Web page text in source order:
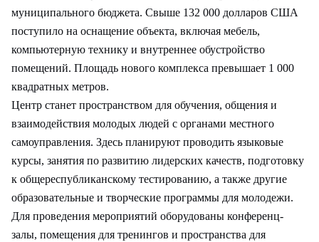
муниципального бюджета. Свыше 132 000 долларов США
поступило на оснащение объекта, включая мебель,
компьютерную технику и внутреннее обустройство
помещений. Площадь нового комплекса превышает 1 000
квадратных метров.
Центр станет пространством для обучения, общения и
взаимодействия молодых людей с органами местного
самоуправления. Здесь планируют проводить языковые
курсы, занятия по развитию лидерских качеств, подготовку
к общереспубликанскому тестированию, а также другие
образовательные и творческие программы для молодежи.
Для проведения мероприятий оборудованы конференц-
залы, помещения для тренингов и пространства для